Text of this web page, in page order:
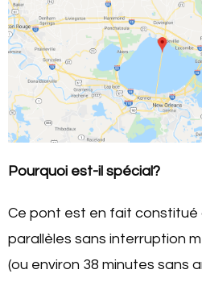
Pourquoi est-il spécial?
Ce pont est en fait constitué
parallèles sans interruption
(ou environ 38 minutes sans